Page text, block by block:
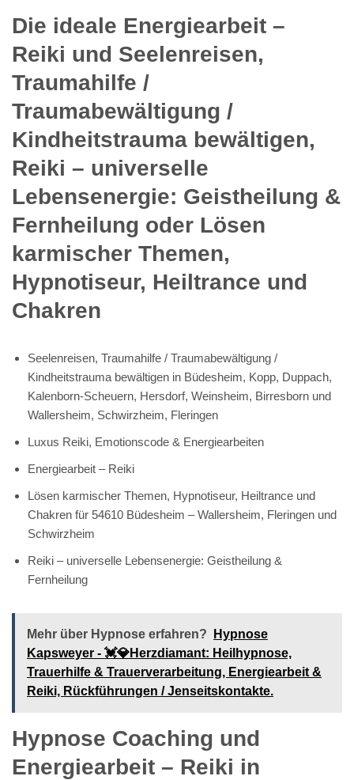
Die ideale Energiearbeit –
Reiki und Seelenreisen,
Traumahilfe /
Traumabewältigung /
Kindheitstrauma bewältigen,
Reiki – universelle
Lebensenergie: Geistheilung &
Fernheilung oder Lösen
karmischer Themen,
Hypnotiseur, Heiltrance und
Chakren
Seelenreisen, Traumahilfe / Traumabewältigung /
Kindheitstrauma bewältigen in Büdesheim, Kopp, Duppach,
Kalenborn-Scheuern, Hersdorf, Weinsheim, Birresborn und
Wallersheim, Schwirzheim, Fleringen
Luxus Reiki, Emotionscode & Energiearbeiten
Energiearbeit – Reiki
Lösen karmischer Themen, Hypnotiseur, Heiltrance und
Chakren für 54610 Büdesheim – Wallersheim, Fleringen und
Schwirzheim
Reiki – universelle Lebensenergie: Geistheilung &
Fernheilung
Mehr über Hypnose erfahren?
Hypnose
Kapsweyer - 💓️💎Herzdiamant: Heilhypnose,
Trauerhilfe & Trauerverarbeitung, Energiearbeit &
Reiki, Rückführungen / Jenseitskontakte.
Hypnose Coaching und
Energiearbeit – Reiki in